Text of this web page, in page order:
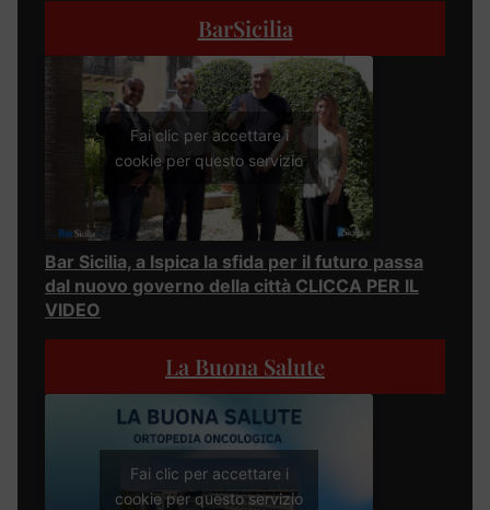
BarSicilia
Fai clic per accettare i
cookie per questo servizio
Bar Sicilia, a Ispica la sfida per il futuro passa
dal nuovo governo della città CLICCA PER IL
VIDEO
La Buona Salute
Fai clic per accettare i
cookie per questo servizio